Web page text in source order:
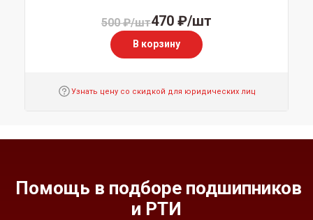
500 ₽/шт470 ₽/шт
В корзину
Узнать цену со скидкой для юридических лиц
Помощь в подборе подшипников
и РТИ